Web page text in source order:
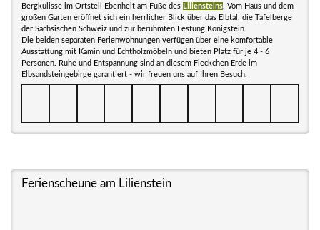
Bergkulisse im Ortsteil Ebenheit am Fuße des Liliensteins . Vom Haus und dem
großen Garten eröffnet sich ein herrlicher Blick über das Elbtal, die Tafelberge
der Sächsischen Schweiz und zur berühmten Festung Königstein.
Die beiden separaten Ferienwohnungen verfügen über eine komfortable
Ausstattung mit Kamin und Echtholzmöbeln und bieten Platz für je 4 - 6
Personen. Ruhe und Entspannung sind an diesem Fleckchen Erde im
Elbsandsteingebirge garantiert - wir freuen uns auf Ihren Besuch.
Ferienscheune am Lilienstein